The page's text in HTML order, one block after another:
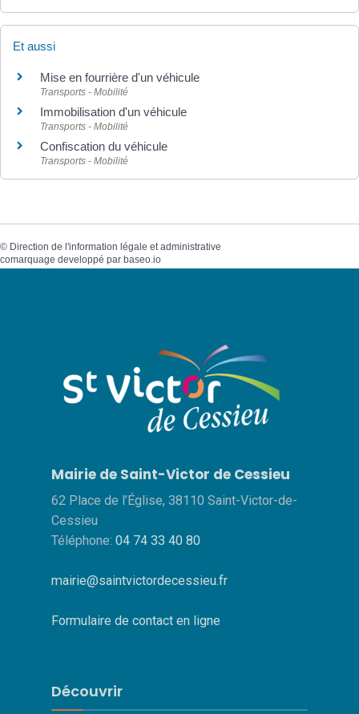
Et aussi
Mise en fourrière d'un véhicule
Transports - Mobilité
Immobilisation d'un véhicule
Transports - Mobilité
Confiscation du véhicule
Transports - Mobilité
© Direction de l'information légale et administrative
comarquage developpé par baseo.io
Mairie de Saint-Victor de Cessieu
62 Place de l’Église, 38110 Saint-Victor-de-
Cessieu
Téléphone: 04 74 33 40 80
mairie@saintvictordecessieu.fr
Formulaire de contact en ligne
Découvrir